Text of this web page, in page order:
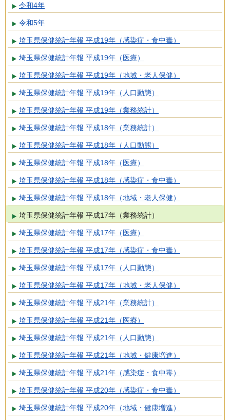
令和4年
令和5年
埼玉県保健統計年報 平成19年（感染症・食中毒）
埼玉県保健統計年報 平成19年（医療）
埼玉県保健統計年報 平成19年（地域・老人保健）
埼玉県保健統計年報 平成19年（人口動態）
埼玉県保健統計年報 平成19年（業務統計）
埼玉県保健統計年報 平成18年（業務統計）
埼玉県保健統計年報 平成18年（人口動態）
埼玉県保健統計年報 平成18年（医療）
埼玉県保健統計年報 平成18年（感染症・食中毒）
埼玉県保健統計年報 平成18年（地域・老人保健）
埼玉県保健統計年報 平成17年（業務統計）
埼玉県保健統計年報 平成17年（医療）
埼玉県保健統計年報 平成17年（感染症・食中毒）
埼玉県保健統計年報 平成17年（人口動態）
埼玉県保健統計年報 平成17年（地域・老人保健）
埼玉県保健統計年報 平成21年（業務統計）
埼玉県保健統計年報 平成21年（医療）
埼玉県保健統計年報 平成21年（人口動態）
埼玉県保健統計年報 平成21年（地域・健康増進）
埼玉県保健統計年報 平成21年（感染症・食中毒）
埼玉県保健統計年報 平成20年（感染症・食中毒）
埼玉県保健統計年報 平成20年（地域・健康増進）